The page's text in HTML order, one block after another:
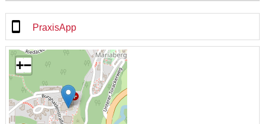
PraxisApp
+−